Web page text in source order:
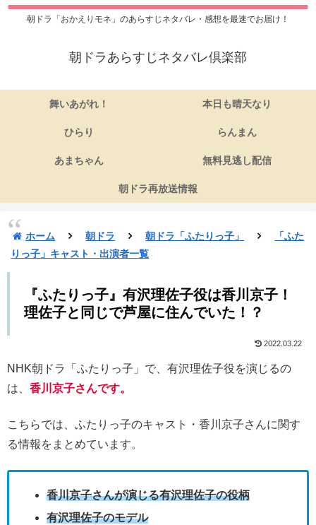
朝ドラ「おかえりモネ」のあらすじネタバレ・感想を最速でお届け！
朝ドラあらすじネタバレ倶楽部
舞いあがれ！ 本日も晴天なり
ひらり らんまん
あまちゃん 無料見逃し配信
朝ドラ再放送情報
ホーム 朝ドラ 朝ドラ「ふたりっ子」
「ふた
りっ子」キャスト・出演者一覧
『ふたりっ子』有沢理佐子役は香川京子！
理佐子と同じで芦屋に住んでいた！？
2022.03.22
NHK朝ドラ「ふたりっ子」で、有沢理佐子役を演じるの
は、 香川京子さんです。
こちらでは、ふたりっ子のキャスト・香川京子さんに関す
る情報をまとめています。
香川京子さんが演じる有沢理佐子の役柄
有沢理佐子のモデル